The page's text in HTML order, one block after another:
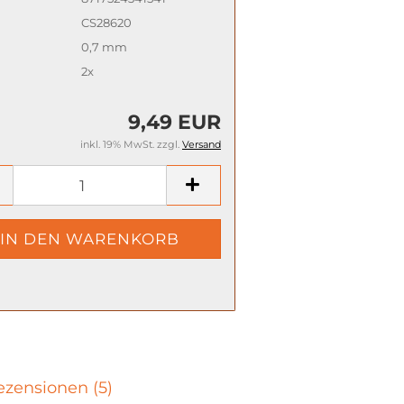
CS28620
0,7 mm
2x
9,49 EUR
inkl. 19% MwSt. zzgl. Versand
(5)